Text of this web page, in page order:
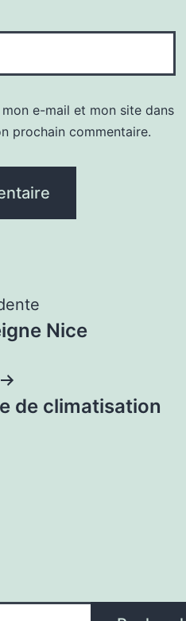
e-mail et mon site dans
prochain commentaire.
Nice
de climatisation